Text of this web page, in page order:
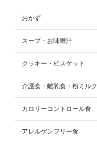
おかず
スープ・お味噌汁
クッキー・ビスケット
介護食・離乳食・粉ミルク
カロリーコントロール食
アレルゲンフリー食